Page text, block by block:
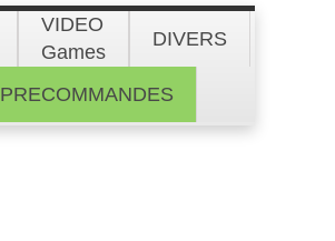
VIDEO
Games
DIVERS
PRECOMMANDES